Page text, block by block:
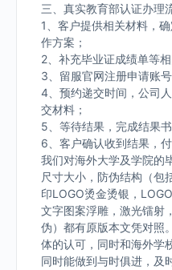
三、真实教育部认证办理
1、客户提供相关材料，
作方案；
2、补充毕业证成绩单等相
3、留服官网注册申请账号
4、预约递交时间，公司
交材料；
5、等待结果，完成结果
6、客户确认收到结果，付
我们对海外大学及学院的
尺寸大小，防伪结构（包
印LOGO烫金烫银，
文字图案浮雕，激光镭射
伪）都有原版本文凭对照
体的认可，同时和海外学
同时能做到与时俱进，及